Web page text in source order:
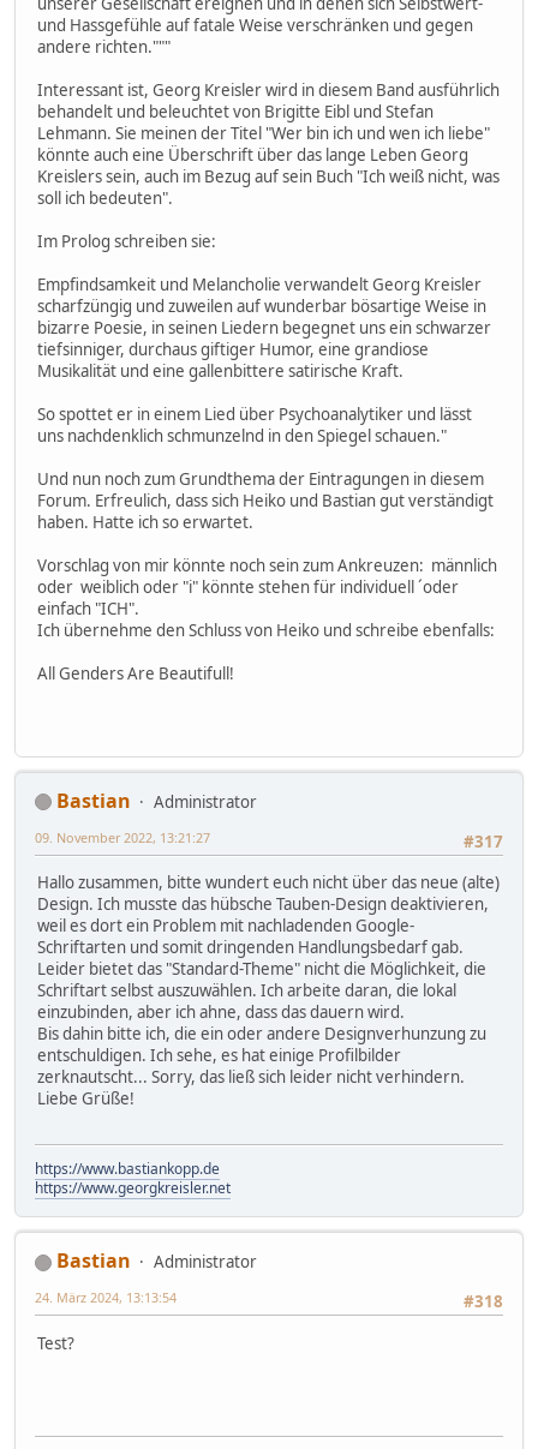
und Hassgefühle auf fatale Weise verschränken und gegen
andere richten."""
Interessant ist, Georg Kreisler wird in diesem Band ausführlich
behandelt und beleuchtet von Brigitte Eibl und Stefan
Lehmann. Sie meinen der Titel "Wer bin ich und wen ich liebe"
könnte auch eine Überschrift über das lange Leben Georg
Kreislers sein, auch im Bezug auf sein Buch "Ich weiß nicht, was
soll ich bedeuten".
Im Prolog schreiben sie:
Empfindsamkeit und Melancholie verwandelt Georg Kreisler
scharfzüngig und zuweilen auf wunderbar bösartige Weise in
bizarre Poesie, in seinen Liedern begegnet uns ein schwarzer
tiefsinniger, durchaus giftiger Humor, eine grandiose
Musikalität und eine gallenbittere satirische Kraft.
So spottet er in einem Lied über Psychoanalytiker und lässt
uns nachdenklich schmunzelnd in den Spiegel schauen."
Und nun noch zum Grundthema der Eintragungen in diesem
Forum. Erfreulich, dass sich Heiko und Bastian gut verständigt
haben. Hatte ich so erwartet.
Vorschlag von mir könnte noch sein zum Ankreuzen: männlich
oder weiblich oder "i" könnte stehen für individuell ´oder
einfach "ICH".
Ich übernehme den Schluss von Heiko und schreibe ebenfalls:
All Genders Are Beautifull!
Bastian
Administrator
#317
09. November 2022, 13:21:27
Hallo zusammen, bitte wundert euch nicht über das neue (alte)
Design. Ich musste das hübsche Tauben-Design deaktivieren,
weil es dort ein Problem mit nachladenden Google-
Schriftarten und somit dringenden Handlungsbedarf gab.
Leider bietet das "Standard-Theme" nicht die Möglichkeit, die
Schriftart selbst auszuwählen. Ich arbeite daran, die lokal
einzubinden, aber ich ahne, dass das dauern wird.
Bis dahin bitte ich, die ein oder andere Designverhunzung zu
entschuldigen. Ich sehe, es hat einige Profilbilder
zerknautscht... Sorry, das ließ sich leider nicht verhindern.
Liebe Grüße!
https://www.bastiankopp.de
https://www.georgkreisler.net
Bastian
Administrator
#318
24. März 2024, 13:13:54
Test?